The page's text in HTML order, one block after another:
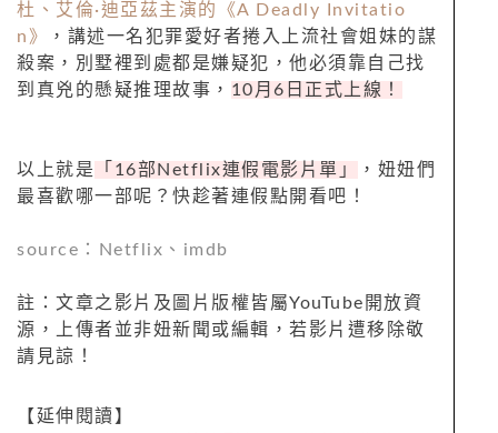
杜、艾倫·迪亞茲主演的《A Deadly Invitatio
n 》
，講述一名犯罪愛好者捲入上流社會姐妹的謀
殺案，別墅裡到處都是嫌疑犯，他必須靠自己找
到真兇的懸疑推理故事， 10 月 6 日正式上線！
以上就是 「 16部 Netflix連假電影片單」
，妞妞們
最喜歡哪一部呢？快趁著連假點開看吧！
source ： Netflix 、 imdb
註：文章之影片及圖片版權皆屬YouTube 開放資
源，上傳者並非妞新聞或編輯，若影片遭移除敬
請見諒！
【延伸閱讀】